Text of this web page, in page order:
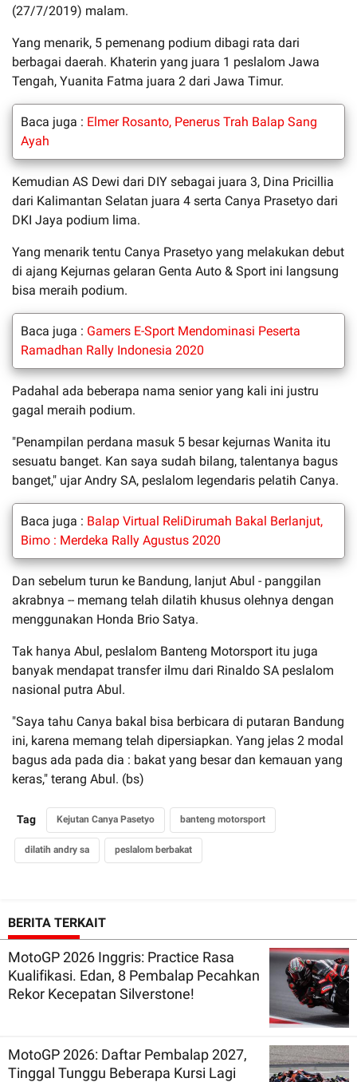
(27/7/2019) malam.
Yang menarik, 5 pemenang podium dibagi rata dari
berbagai daerah. Khaterin yang juara 1 peslalom Jawa
Tengah, Yuanita Fatma juara 2 dari Jawa Timur.
Baca juga : Elmer Rosanto, Penerus Trah Balap Sang
Ayah
Kemudian AS Dewi dari DIY sebagai juara 3, Dina Pricillia
dari Kalimantan Selatan juara 4 serta Canya Prasetyo dari
DKI Jaya podium lima.
Yang menarik tentu Canya Prasetyo yang melakukan debut
di ajang Kejurnas gelaran Genta Auto & Sport ini langsung
bisa meraih podium.
Baca juga : Gamers E-Sport Mendominasi Peserta
Ramadhan Rally Indonesia 2020
Padahal ada beberapa nama senior yang kali ini justru
gagal meraih podium.
"Penampilan perdana masuk 5 besar kejurnas Wanita itu
sesuatu banget. Kan saya sudah bilang, talentanya bagus
banget," ujar Andry SA, peslalom legendaris pelatih Canya.
Baca juga : Balap Virtual ReliDirumah Bakal Berlanjut,
Bimo : Merdeka Rally Agustus 2020
Dan sebelum turun ke Bandung, lanjut Abul - panggilan
akrabnya -- memang telah dilatih khusus olehnya dengan
menggunakan Honda Brio Satya.
Tak hanya Abul, peslalom Banteng Motorsport itu juga
banyak mendapat transfer ilmu dari Rinaldo SA peslalom
nasional putra Abul.
"Saya tahu Canya bakal bisa berbicara di putaran Bandung
ini, karena memang telah dipersiapkan. Yang jelas 2 modal
bagus ada pada dia : bakat yang besar dan kemauan yang
keras," terang Abul. (bs)
Tag Kejutan Canya Pasetyo banteng motorsport
dilatih andry sa peslalom berbakat
BERITA TERKAIT
MotoGP 2026 Inggris: Practice Rasa
Kualifikasi. Edan, 8 Pembalap Pecahkan
Rekor Kecepatan Silverstone!
MotoGP 2026: Daftar Pembalap 2027,
Tinggal Tunggu Beberapa Kursi Lagi